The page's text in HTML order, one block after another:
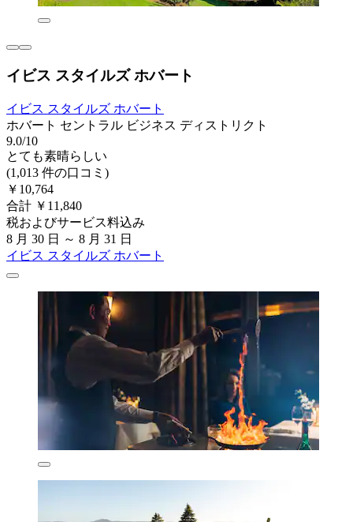
イビス スタイルズ ホバート
イビス スタイルズ ホバート
ホバート セントラル ビジネス ディストリクト
9.0/10
とても素晴らしい
(1,013 件の口コミ)
￥10,764
合計 ￥11,840
税およびサービス料込み
8 月 30 日 ～ 8 月 31 日
イビス スタイルズ ホバート